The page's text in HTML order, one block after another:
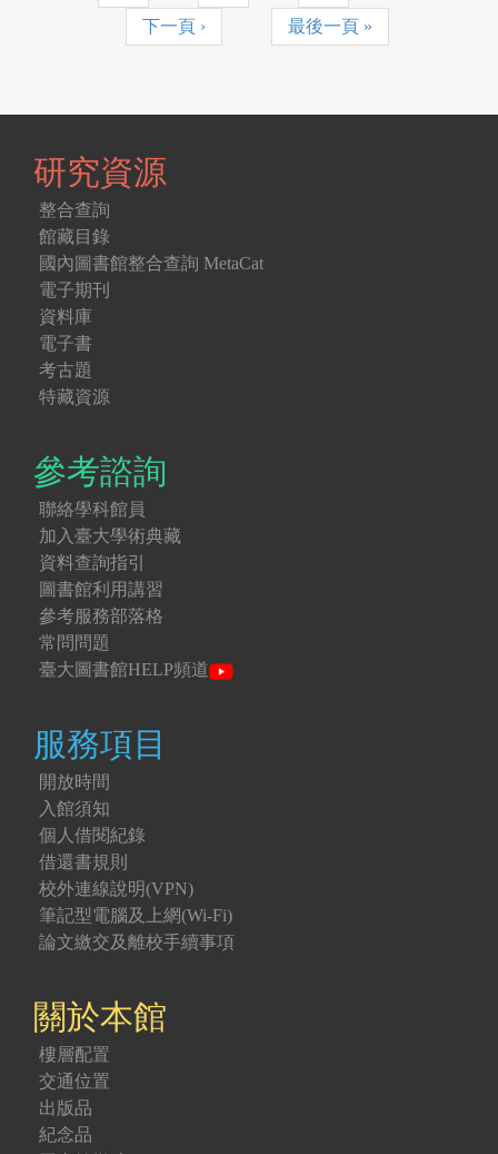
下一頁 ›
最後一頁 »
研究資源
整合查詢
館藏目錄
國內圖書館整合查詢 MetaCat
電子期刊
資料庫
電子書
考古題
特藏資源
參考諮詢
聯絡學科館員
加入臺大學術典藏
資料查詢指引
圖書館利用講習
參考服務部落格
常問問題
臺大圖書館HELP頻道
服務項目
開放時間
入館須知
個人借閱紀錄
借還書規則
校外連線說明(VPN)
筆記型電腦及上網(Wi-Fi)
論文繳交及離校手續事項
關於本館
樓層配置
交通位置
出版品
紀念品